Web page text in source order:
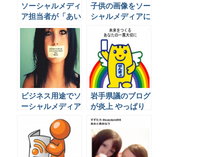
ソーシャルメディ
ア担当者が「あい
つ何遊んでる
の？」と言われな
いために。SNS運
用の価値を会社に
示すための報告方
法とは
子供の画像をソー
シャルメディアに
掲載することの危
険性とは
ビジネス用途でソ
ーシャルメディア
を使う時に不平不
満を垂れ流しては
いけない３つの理
岩手県議のブログ
が炎上 やっぱり
ブログは怖い！？